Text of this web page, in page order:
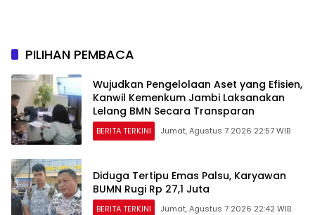
PILIHAN PEMBACA
Wujudkan Pengelolaan Aset yang Efisien,
Kanwil Kemenkum Jambi Laksanakan
Lelang BMN Secara Transparan
BERITA TERKINI Jumat, Agustus 7 2026 22:57 WIB
Diduga Tertipu Emas Palsu, Karyawan
BUMN Rugi Rp 27,1 Juta
BERITA TERKINI Jumat, Agustus 7 2026 22:42 WIB